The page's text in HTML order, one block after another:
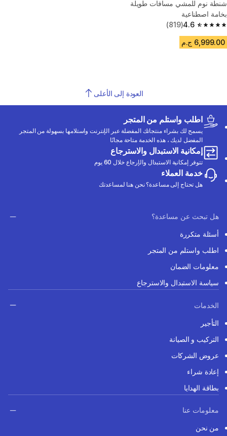
شنطة نوم للمشي مسافات طويلة
بخامة اصطناعية
4.6
4.6 out of 5 stars from 819 reviews
(819)
6,999.00 ج.م
العودة إلى الأعلى
اطلب واستلم من المتجر
يسمح لك بشراء منتجاتك المفضلة عبر الإنترنت واستلامها بسهولة من المتجر
المفضل لديك ، هذه الخدمة متاحة مجانًا
إمكانية الاستبدال والاسترجاع
تتوفر إمكانية الاستبدال والإرجاع خلال 60 يوم
خدمة العملاء
هل تحتاج إلى مساعدة؟ نحن هنا لمساعدتك
هل تبحث عن مساعدة؟
أسئلة متكررة
اطلب واستلم من المتجر
معلومات الضمان
سياسة الاستبدال والاسترجاع
الخدمات
التأجير
التركيب و الصيانة
عروض الشركات
إعادة شراء
بطاقة الهدايا
معلومات عنا
من نحن